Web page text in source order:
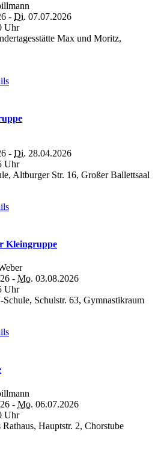
- Di. 07.07.2026
Uhr
Max und Moritz,
- Di. 28.04.2026
Uhr
Altburger Str. 16, Großer Ballettsaal
Kleingruppe
- Mo. 03.08.2026
Uhr
Schulstr. 63, Gymnastikraum
- Mo. 06.07.2026
Uhr
Hauptstr. 2, Chorstube